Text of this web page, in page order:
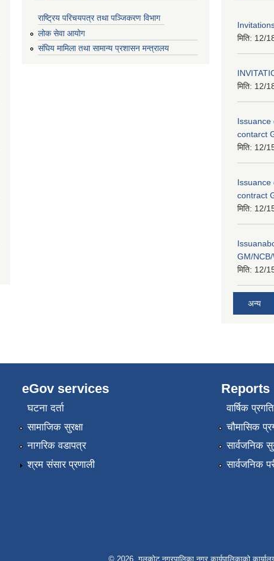
राष्ट्रिय परिचयपत्र तथा पञ्जिकरण विभाग
लोक सेवा आयोग
संघिय मामिला तथा सामान्य प्रशासन मन्त्रालय
मिति: 12/
मिति: 12/
Issuance
contarct
मिति: 12/
Issuance
contract
मिति: 12/
GM/
मिति: 12/
अन्य
eGov services
घटना दर्ता
सामाजिक सुरक्षा
नागरिक वडापत्र
श्रम संसार प्रणाली
Reports
वार्षिक
चौमासिक
सार्वजनिक
सार्वजनिक
© 2026 गलकोट नगरपालिका नगर कार्यपालिकाको